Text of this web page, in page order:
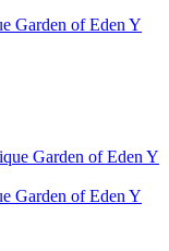
Garden of Eden Y
Garden of Eden Y